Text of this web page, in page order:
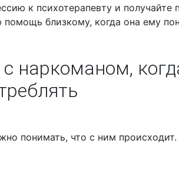
к психотерапевту и получайте
близкому, когда она ему
наркоманом,
понимать, что с ним